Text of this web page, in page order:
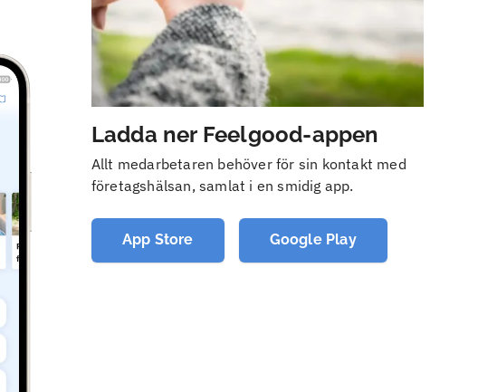
Ladda ner Feelgood-appen
Allt medarbetaren behöver för sin kontakt med
företagshälsan, samlat i en smidig app.
App Store Google Play